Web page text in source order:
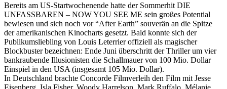
Bereits am US-Startwochenende hatte der Sommerhit DIE
UNFASSBAREN – NOW YOU SEE ME sein großes Potential
bewiesen und sich noch vor “After Earth” souverän an die Spitze
der amerikanischen Kinocharts gesetzt. Bald konnte sich der
Publikumsliebling von Louis Leterrier offiziell als magischer
Blockbuster bezeichnen: Ende Juni überschritt der Thriller um vier
bankraubende Illusionisten die Schallmauer von 100 Mio. Dollar
Einspiel in den USA (insgesamt 105 Mio. Dollar).
In Deutschland brachte Concorde Filmverleih den Film mit Jesse
Eisenberg, Isla Fisher, Woody Harrelson, Mark Ruffalo, Mélanie